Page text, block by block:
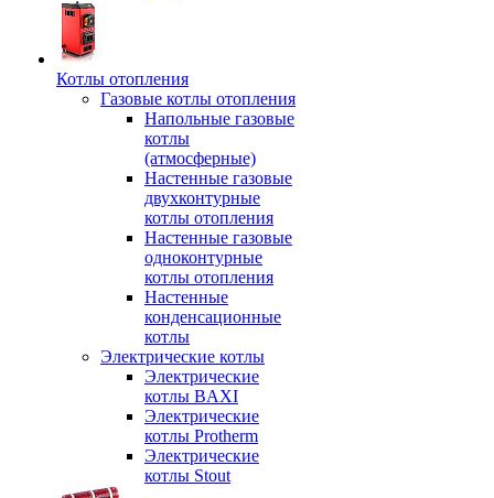
Котлы отопления
Газовые котлы отопления
Напольные газовые
котлы
(атмосферные)
Настенные газовые
двухконтурные
котлы отопления
Настенные газовые
одноконтурные
котлы отопления
Настенные
конденсационные
котлы
Электрические котлы
Электрические
котлы BAXI
Электрические
котлы Protherm
Электрические
котлы Stout